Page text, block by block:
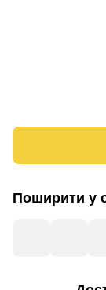
Поширити у